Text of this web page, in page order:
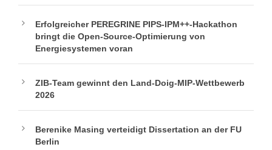
Erfolgreicher PEREGRINE PIPS-IPM++-Hackathon
bringt die Open-Source-Optimierung von
Energiesystemen voran
ZIB-Team gewinnt den Land-Doig-MIP-Wettbewerb
2026
Berenike Masing verteidigt Dissertation an der FU
Berlin